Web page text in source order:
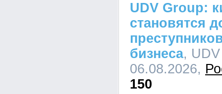
UDV Group:
становятся
бизнеса,
06.08.2026,
150